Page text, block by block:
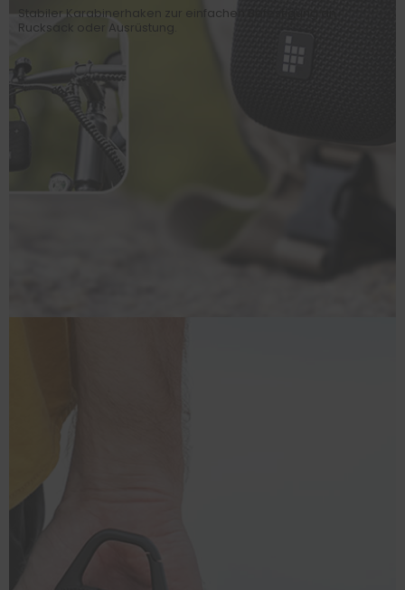
Stabiler Karabinerhaken zur einfachen Befestigung an
Rucksack oder Ausrüstung.